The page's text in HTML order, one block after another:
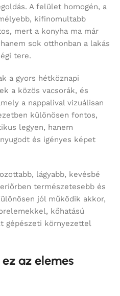
A felület homogén, a
kifinomultabb
mert a konyha ma már
sok otthonban a lakás
tere.
a gyors hétköznapi
a közös vacsorák, és
a nappalival vizuálisan
különösen fontos,
legyen, hanem
és igényes képet
lágyabb, kevésbé
természetesebb és
jól működik akkor,
kőhatású
gépészeti környezettel
az elemes